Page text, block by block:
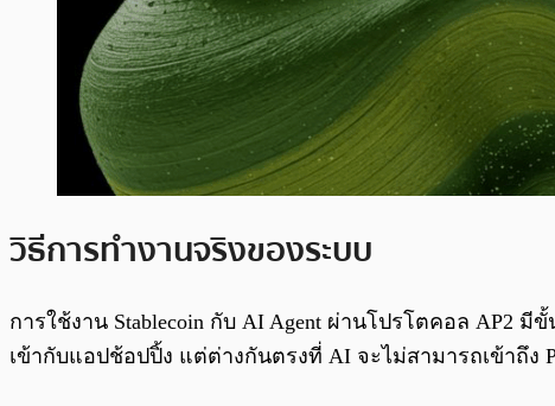
วิธีการทำงานจริงของระบบ
การใช้งาน Stablecoin กับ AI Agent ผ่านโปรโตคอล AP2 มี
เข้ากับแอปช้อปปิ้ง แต่ต่างกันตรงที่ AI จะไม่สามารถเข้าถึ